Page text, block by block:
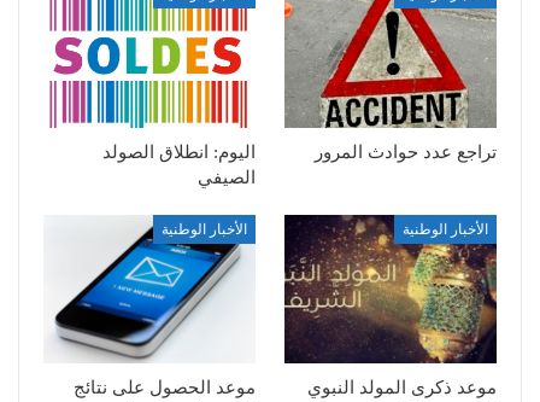
تراجع عدد حوادث المرور
اليوم: انطلاق الصولد
الصيفي
الأخبار الوطنية
موعد ذكرى المولد النبوي
الأخبار الوطنية
موعد الحصول على نتائج